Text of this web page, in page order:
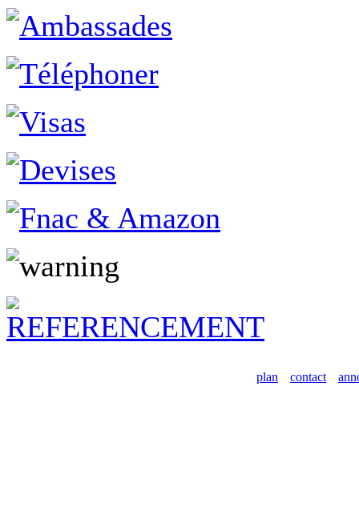
plan contact